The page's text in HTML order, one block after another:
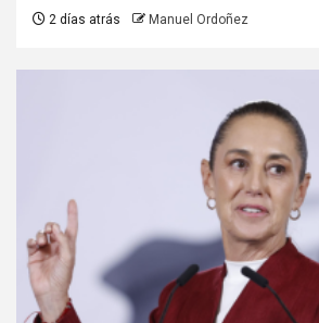
2 días atrás Manuel Ordoñez